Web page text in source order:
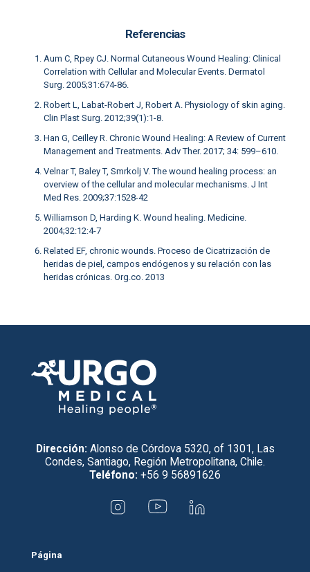
Referencias
Aum C, Rpey CJ. Normal Cutaneous Wound Healing: Clinical
Correlation with Cellular and Molecular Events. Dermatol
Surg. 2005;31:674-86.
Robert L, Labat-Robert J, Robert A. Physiology of skin aging.
Clin Plast Surg. 2012;39(1):1-8.
Han G, Ceilley R. Chronic Wound Healing: A Review of Current
Management and Treatments. Adv Ther. 2017; 34: 599–610.
Velnar T, Baley T, Smrkolj V. The wound healing process: an
overview of the cellular and molecular mechanisms. J Int
Med Res. 2009;37:1528-42
Williamson D, Harding K. Wound healing. Medicine.
2004;32:12:4-7
Related EF, chronic wounds. Proceso de Cicatrización de
heridas de piel, campos endógenos y su relación con las
heridas crónicas. Org.co. 2013
Dirección: Alonso de Córdova 5320, of 1301, Las
Condes, Santiago, Región Metropolitana, Chile.
Teléfono: +56 9 56891626
Página